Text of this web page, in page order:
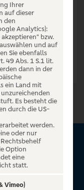
Auf
Ihrer
auf dieser
den
Analytics):
bzw.
und auf
Sie ebenfalls
49 Abs. 1 S.1 lit.
dann in der
ein Land mit
Es besteht die
durch die US-
werden.
oder nur
Option
eine
statt.
Vimeo)